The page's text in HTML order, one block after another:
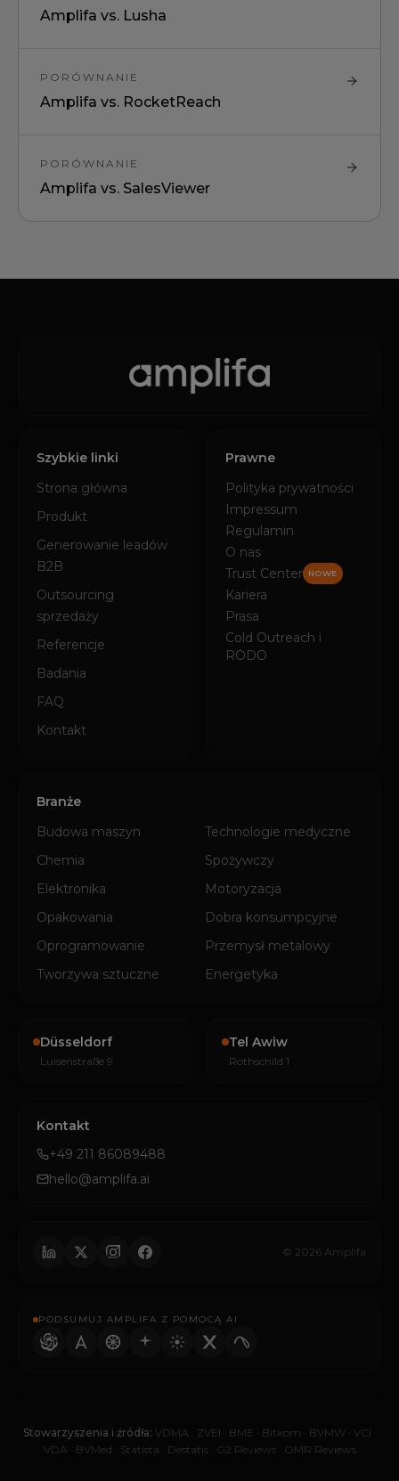
Amplifa vs. Lusha
PORÓWNANIE
Amplifa vs. RocketReach
PORÓWNANIE
Amplifa vs. SalesViewer
Szybkie linki
Strona główna
Produkt
Generowanie leadów
B2B
Outsourcing
sprzedaży
Referencje
Badania
FAQ
Kontakt
Prawne
Polityka prywatności
Impressum
Regulamin
O nas
Trust Center
NOWE
Kariera
Prasa
Cold Outreach i
RODO
Branże
Budowa maszyn
Technologie medyczne
Chemia
Spożywczy
Elektronika
Motoryzacja
Opakowania
Dobra konsumpcyjne
Oprogramowanie
Przemysł metalowy
Tworzywa sztuczne
Energetyka
Düsseldorf
Luisenstraße 9
Tel Awiw
Rothschild 1
Kontakt
+49 211 86089488
hello@amplifa.ai
© 2026 Amplifa
PODSUMUJ AMPLIFA Z POMOCĄ AI
Stowarzyszenia i źródła: VDMA ZVEI BME Bitkom BVMW· VCI
VDA
BVMed Statista Destatis· G2 Reviews· OMR Reviews